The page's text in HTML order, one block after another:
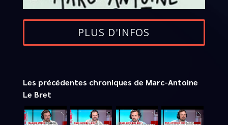
PLUS D'INFOS
Les précédentes chroniques de Marc-Antoine
Le Bret